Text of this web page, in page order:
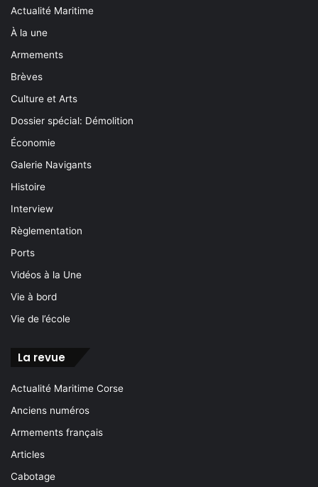
Actualité Maritime
À la une
Armements
Brèves
Culture et Arts
Dossier spécial: Démolition
Économie
Galerie Navigants
Histoire
Interview
Règlementation
Ports
Vidéos à la Une
Vie à bord
Vie de l’école
La revue
Actualité Maritime Corse
Anciens numéros
Armements français
Articles
Cabotage